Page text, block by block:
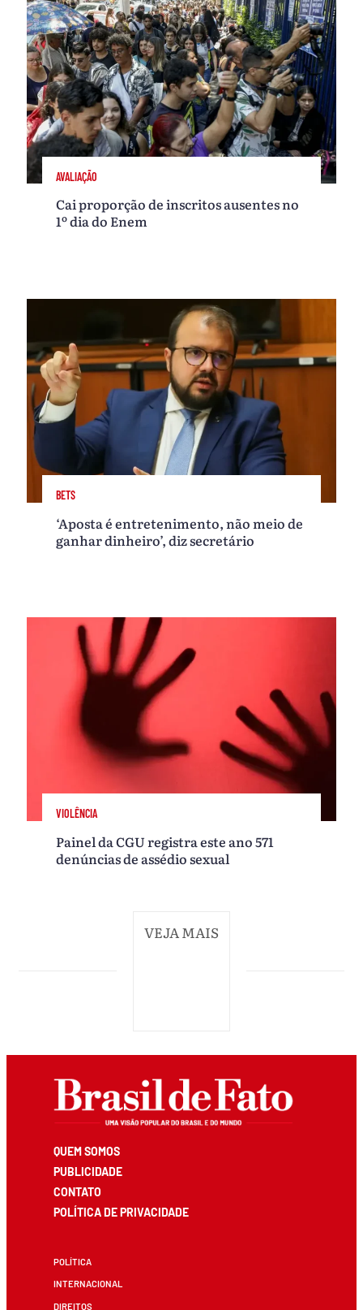
AVALIAÇÃO
Cai proporção de inscritos ausentes no
1º dia do Enem
BETS
‘Aposta é entretenimento, não meio de
ganhar dinheiro’, diz secretário
VIOLÊNCIA
Painel da CGU registra este ano 571
denúncias de assédio sexual
VEJA MAIS
QUEM SOMOS
PUBLICIDADE
CONTATO
POLÍTICA DE PRIVACIDADE
POLÍTICA
INTERNACIONAL
DIREITOS